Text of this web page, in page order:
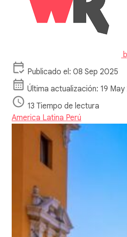
Publicado el: 08 Sep 2025
Última actualización: 19
13 Tiempo de lectura
America Latina Perú